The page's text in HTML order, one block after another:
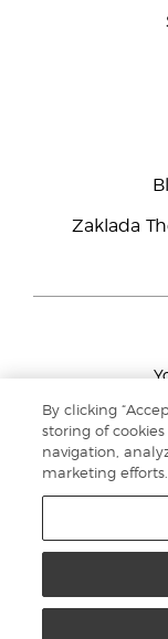
Zaklada
Sjedište tvrtke
By clicking
storing of
navigation,
marketing efforts.